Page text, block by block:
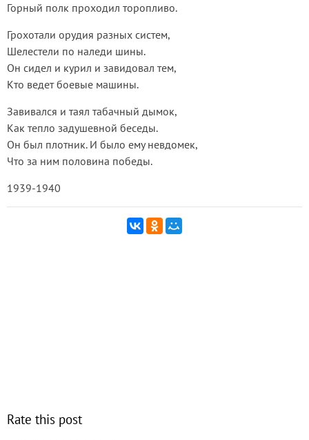
Горный полк проходил торопливо.
Грохотали орудия разных систем,
Шелестели по наледи шины.
Он сидел и курил и завидовал тем,
Кто ведет боевые машины.
Завивался и таял табачный дымок,
Как тепло задушевной беседы.
Он был плотник. И было ему невдомек,
Что за ним половина победы.
1939-1940
Rate this post